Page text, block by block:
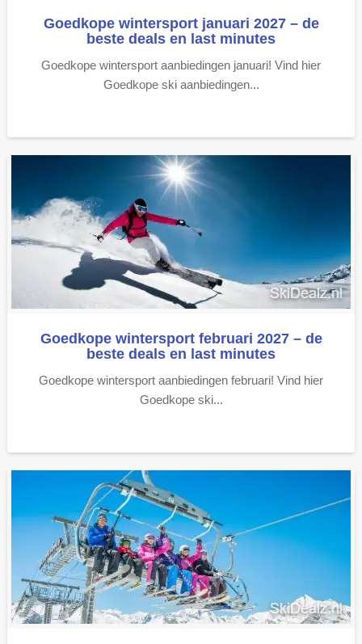
Goedkope wintersport januari 2027 – de
beste deals en last minutes
Goedkope wintersport aanbiedingen januari! Vind hier
Goedkope ski aanbiedingen...
Goedkope wintersport februari 2027 – de
beste deals en last minutes
Goedkope wintersport aanbiedingen februari! Vind hier
Goedkope ski...